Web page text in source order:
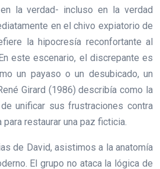
la verdad- incluso en la verdad
en el chivo expiatorio de
la hipocresía reconfortante al
este escenario, el discrepante es
un payaso o un desubicado, un
Girard (1986) describía como la
unificar sus frustraciones contra
restaurar una paz ficticia.
de David, asistimos a la anatomía
El grupo no ataca la lógica de